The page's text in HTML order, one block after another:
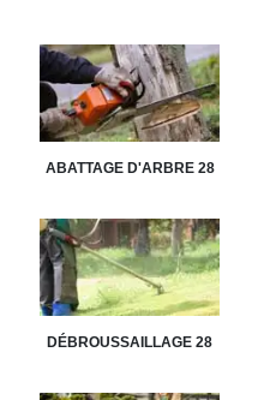
ABATTAGE D'ARBRE 28
DÉBROUSSAILLAGE 28